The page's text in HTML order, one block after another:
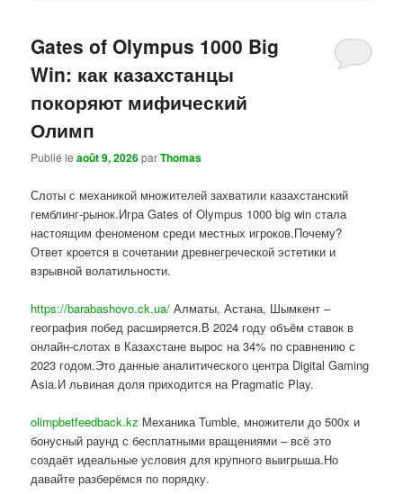
Gates of Olympus 1000 Big
Win: как казахстанцы
покоряют мифический
Олимп
Publié leaoût 9, 2026parThomas
Слоты с механикой множителей захватили казахстанский
гемблинг-рынок.Игра Gates of Olympus 1000 big win стала
настоящим феноменом среди местных игроков.Почему?
Ответ кроется в сочетании древнегреческой эстетики и
взрывной волатильности.
https://barabashovo.ck.ua/ Алматы, Астана, Шымкент –
география побед расширяется.В 2024 году объём ставок в
онлайн-слотах в Казахстане вырос на 34% по сравнению с
2023 годом.Это данные аналитического центра Digital Gaming
Asia.И львиная доля приходится на Pragmatic Play.
olimpbetfeedback.kz Механика Tumble, множители до 500x и
бонусный раунд с бесплатными вращениями – всё это
создаёт идеальные условия для крупного выигрыша.Но
давайте разберёмся по порядку.